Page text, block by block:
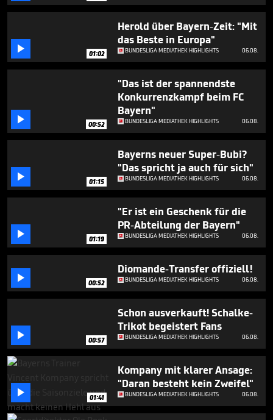
minutes,
46
 01:02
Herold über Bayern-Zeit: "Mit
das Beste in Europa"
BUNDESLIGA MEDIATHEK HIGHLIGHTS 06.08.
 00:52
"Das ist der spannendste
Konkurrenzkampf beim FC
Bayern"
BUNDESLIGA MEDIATHEK HIGHLIGHTS 06.08.
 01:15
Bayerns neuer Super-Bubi?
"Das spricht ja auch für sich"
BUNDESLIGA MEDIATHEK HIGHLIGHTS 06.08.
 01:19
"Er ist ein Geschenk für die
PR-Abteilung der Bayern"
BUNDESLIGA MEDIATHEK HIGHLIGHTS 06.08.
 00:52
Diomande-Transfer offiziell!
BUNDESLIGA MEDIATHEK HIGHLIGHTS 06.08.
 00:57
Schon ausverkauft! Schalke-
Trikot begeistert Fans
BUNDESLIGA MEDIATHEK HIGHLIGHTS 06.08.
 01:41
Kompany mit klarer Ansage:
"Daran besteht kein Zweifel"
BUNDESLIGA MEDIATHEK HIGHLIGHTS 06.08.